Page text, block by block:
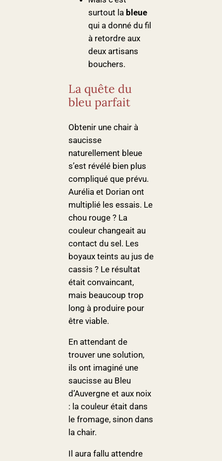
surtout la bleue
qui a donné du fil
à retordre aux
deux artisans
bouchers.
La quête du
bleu parfait
Obtenir une chair à
saucisse
naturellement bleue
s’est révélé bien plus
compliqué que prévu.
Aurélia et Dorian ont
multiplié les essais. Le
chou rouge ? La
couleur changeait au
contact du sel. Les
boyaux teints au jus de
cassis ? Le résultat
était convaincant,
mais beaucoup trop
long à produire pour
être viable.
En attendant de
trouver une solution,
ils ont imaginé une
saucisse au Bleu
d’Auvergne et aux noix
: la couleur était dans
le fromage, sinon dans
la chair.
Il aura fallu attendre